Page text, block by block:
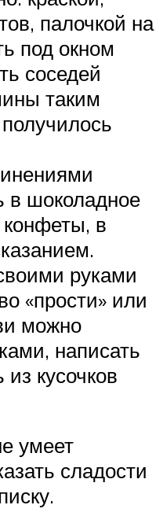
палочкой на
под окном
соседей
таким
в шоколадное
в
руками
«прости» или
можно
написать
кусочков
умеет
сладости